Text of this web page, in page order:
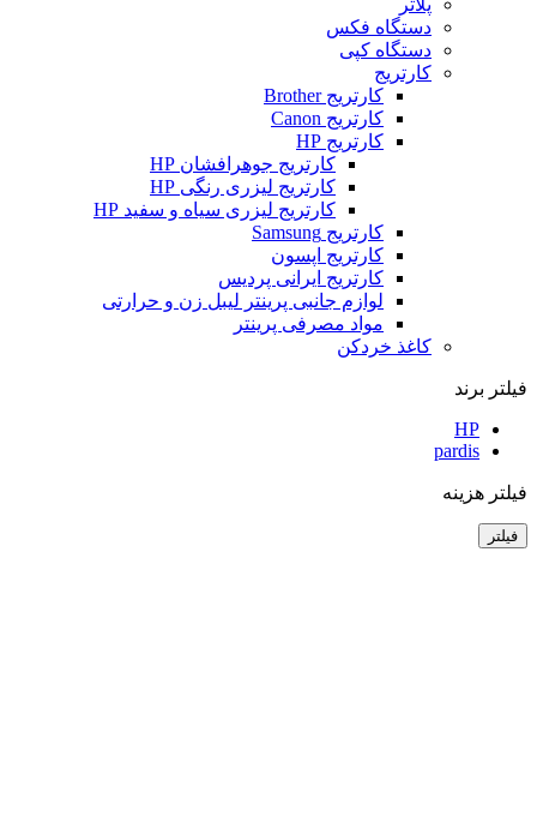
پلاتر
دستگاه فکس
دستگاه کپی
کارتریج
کارتریج Brother
کارتریج Canon
کارتریج HP
کارتریج جوهرافشان HP
کارتریج لیزری رنگی HP
کارتریج لیزری سیاه و سفید HP
کارتریج Samsung
کارتریج اپسون
کارتریج ایرانی پردیس
لوازم جانبی پرینتر لیبل زن و حرارتی
مواد مصرفی پرینتر
کاغذ خردکن
فیلتر برند
HP
pardis
فیلتر هزینه
فیلتر